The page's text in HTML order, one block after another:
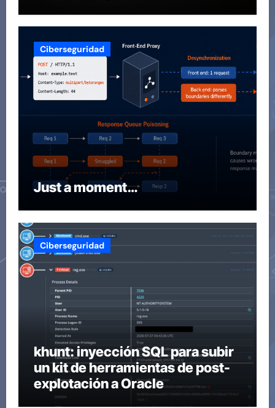
Ciberseguridad
Just a moment…
Ciberseguridad
khunt: inyección SQL para subir
un kit de herramientas de post-
explotación a Oracle